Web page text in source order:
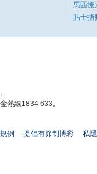
馬匹搬
貼士指
熱線1834 633。
規例 提倡有節制博彩 私